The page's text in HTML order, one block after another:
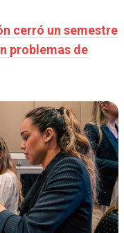
cerró un semestre
problemas de